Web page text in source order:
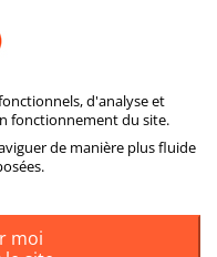
d'analyse et
fonctionnement du site.
de manière plus fluide
moi